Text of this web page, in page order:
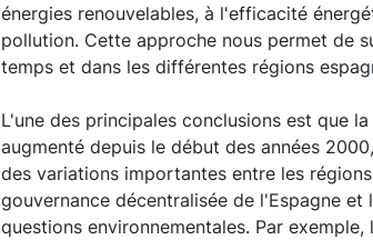
énergies renouvelables, à l'efficacité
pollution. Cette approche nous permet de
temps et dans les différentes régions
L'une des principales conclusions est que
augmenté depuis le début des années
des variations importantes entre les
gouvernance décentralisée de l'Espagne
questions environnementales. Par